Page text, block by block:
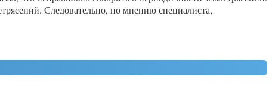
Следовательно, по мнению специалиста,